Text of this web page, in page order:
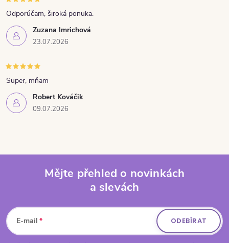
Zuzana Imrichová
23.07.2026
Odporúčam, široká ponuka.
Robert Kováčik
09.07.2026
Super, mňam
Mějte přehled o novinkách
a slevách
E-mail ODEBÍRAT